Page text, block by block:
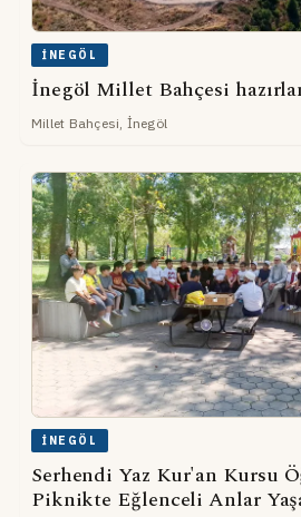
İNEGÖL
İnegöl Millet Bahçesi
Millet Bahçesi, İnegöl
İNEGÖL
Serhendi Yaz Kur'an Kursu
Piknikte Eğlenceli Anlar